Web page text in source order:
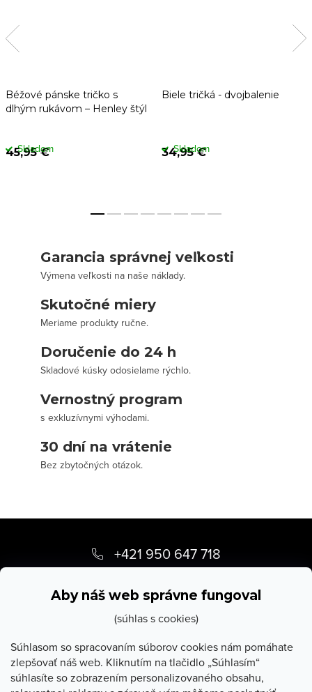
Aby náš web správne fungoval
(súhlas s cookies)
Súhlasom so spracovaním súborov cookies nám pomáhate
zlepšovať náš web. Kliknutím na tlačidlo „Súhlasím“
súhlasíte so zobrazením personalizovaného obsahu,
Béžové pánske tričko s
dlhým rukávom – Henley štýl
45,95 €
Skladom
Biele tričká - dvojbalenie
34,95 €
Skladom
Garancia správnej veľkosti
Výmena veľkosti na naše náklady.
Skutočné miery
Meriame produkty ručne.
Doručenie do 24 h
Skladové kúsky odosielame rýchlo.
Vernostný program
s exkluzívnymi výhodami.
30 dní na vrátenie
Bez zbytočných otázok.
p
+421 950 647 718
O Stevula